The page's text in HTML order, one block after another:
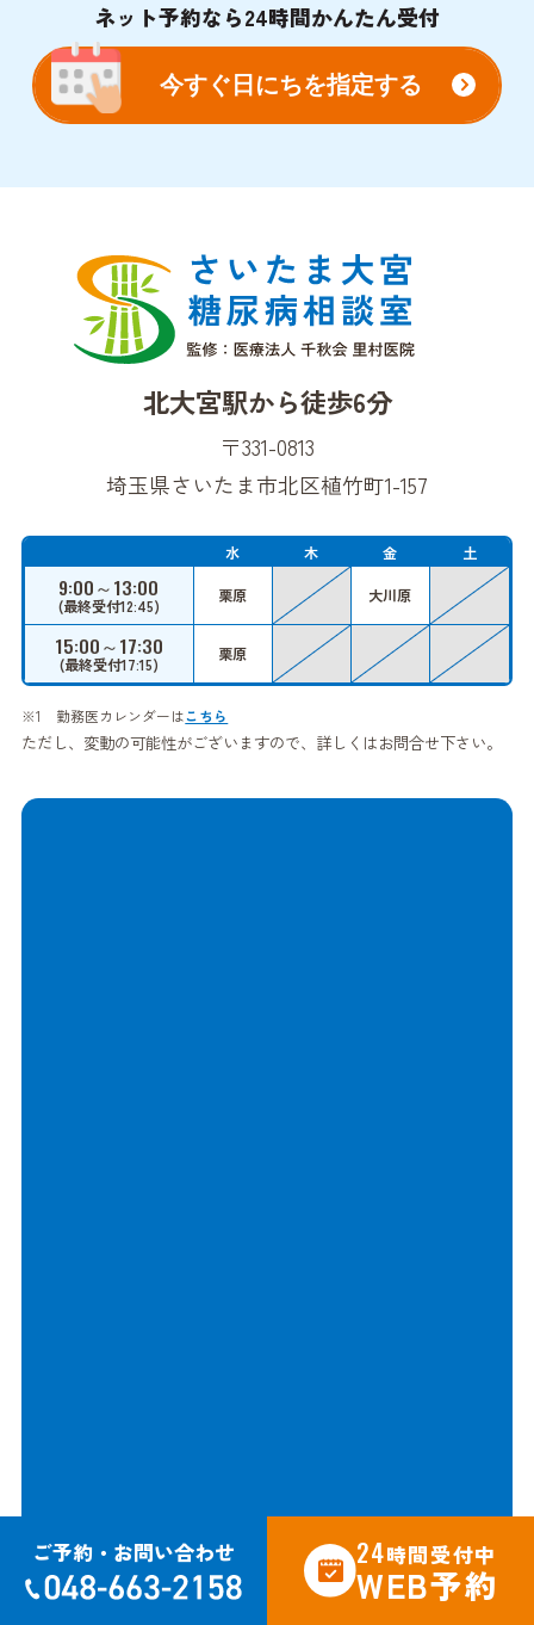
ご予約・お問い合わせ 24時間受付中
WEB予約
ネット予約なら24時間かんたん受付
今すぐ日にちを指定する
北大宮駅から徒歩6分
〒331-0813
埼玉県さいたま市北区植竹町1-157
水 木 金 土
9:00～13:00
(最終受付12:45)
栗原 大川原
15:00～17:30
(最終受付17:15)
栗原
勤務医カレンダーはこちら
ただし、変動の可能性がございますので、詳しくはお問合せ下さい。